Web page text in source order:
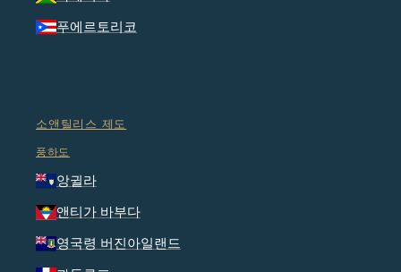
푸에르토리코
소앤틸리스 제도
풍하도
앙귈라
앤티가 바부다
영국령 버진아일랜드